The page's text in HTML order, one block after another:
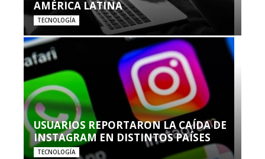
AMÉRICA LATINA
TECNOLOGÍA
USUARIOS REPORTARON LA CAÍDA DE
INSTAGRAM EN DISTINTOS PAÍSES
TECNOLOGÍA